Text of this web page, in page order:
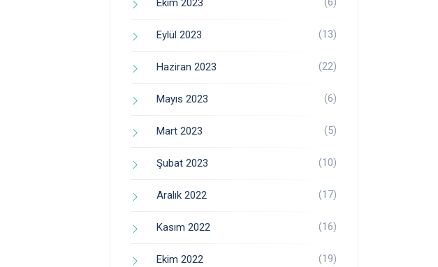
Ekim 2023
Eylül 2023 (13)
Haziran 2023 (22)
Mayıs 2023 (6)
Mart 2023 (5)
Şubat 2023 (10)
Aralık 2022 (17)
Kasım 2022 (16)
Ekim 2022 (19)